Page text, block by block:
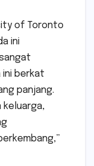
of Toronto
ini
ini berkat
panjang.
keluarga,